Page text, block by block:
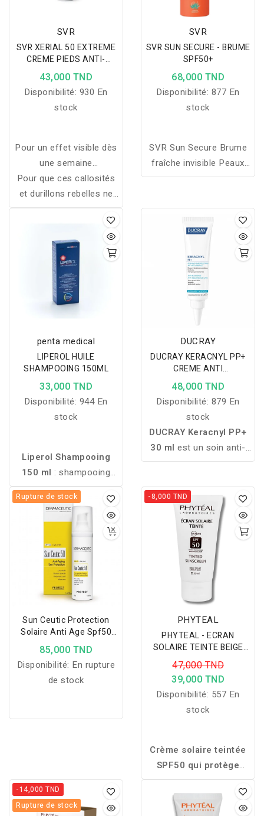
au cur des pores
SVR
SVR XERIAL 50 EXTREME
CREME PIEDS ANTI-
CALLOSITES 50ML
43,000 TND
Disponibilité: 930 En
stock
Pour un effet visible dès
une semaine
d'application, il est
primordial d'appliquer
cette crème sur les
quotidiennement.
Pour que ces callosités
et durillons rebelles ne
reparaissent plus vous
pouvez utiliser en plus de
cette crème une crème
préventive comme SVR
Xérial 30.
SVR
SVR SUN SECURE - BRUME
SPF50+
68,000 TND
Disponibilité: 877 En
stock
SVR Sun Secure Brume
fraîche invisible Peaux
hypersensibles au soleil
adulte Absorption rapide,
fini non gras SPF50+
penta medical
LIPEROL HUILE
SHAMPOOING 150ML
33,000 TND
Disponibilité: 944 En
stock
Liperol Shampooing
150 ml : shampooing
hydratant et apaisant aux
lipo-aminoacides et à
l’urée. Nettoyage
physiologique idéal pour
cuirs chevelus sensibles
et cheveux fins.
DUCRAY
DUCRAY KERACNYL PP+
CREME ANTI
IMPERFECTIONS 30ML
48,000 TND
Disponibilité: 879 En
stock
DUCRAY Keracnyl PP+
30 ml est un soin anti-
imperfections
pour les peaux à
tendance acnéique. Il aide
à réduire les boutons,
limite leur réapparition et
atténue les marques
persistantes. Enrichi en
niacinamide
Myrtacine®, il apaise les
irritations, améliore la
texture de la peau et
favorise un teint plus net
et uniforme. Sa texture
légère pénètre
rapidement et convient à
une utilisation
Rupture de stock
Sun Ceutic Protection
Solaire Anti Age Spf50
Dermaceutic
85,000 TND
Disponibilité: En rupture
de stock
-8,000 TND
PHYTEAL
PHYTEAL - ECRAN
SOLAIRE TEINTE BEIGE
ECLAT SPF50+ 50ML
47,000 TND
39,000 TND
Disponibilité: 557 En
stock
Crème solaire teintée
SPF50 qui protège
efficacement le visage
tout en unifiant le teint
pour un fini naturel,
-14,000 TND
Rupture de stock